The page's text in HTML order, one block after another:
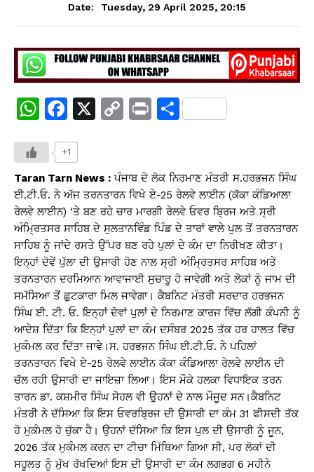
Date:
Tuesday, 29 April 2025, 20:15
W
at
s
A
p
p
F
c
e
b
o
o
k
X
C
y
Li
n
k
Pr S
e
+1
Taran Tarn News : ਪੰਜਾਬ ਦੇ ਲੋਕ ਨਿਰਮਾਣ ਮੰਤਰੀ ਸ.ਹਰਭਜਨ ਸਿੰਘ
ਈ.ਟੀ.ਓ. ਨੇ ਅੱਜ ਤਰਨਤਾਰਨ ਵਿਖੇ ਏ-25 ਰੇਲਵੇ ਲਾਈਨ (ਕੱਕਾ ਕੰਡਿਆਲਾ
ਰੇਲਵੇ ਲਾਈਨ) ‘ਤੇ ਬਣ ਰਹੇ ਚਾਰ ਮਾਰਗੀ ਰੇਲਵੇ ਓਵਰ ਬ੍ਰਿਜ ਅਤੇ ਸ੍ਰੀ
ਅੰਮ੍ਰਿਤਸਰ ਸਾਹਿਬ ਦੇ ਸੁਲਤਾਨਵਿੰਡ ਪਿੰਡ ਦੇ ਤਾਰਾਂ ਵਾਲੇ ਪੁਲ ਤੋਂ ਤਰਨਤਾਰਨ
ਸਾਹਿਬ ਨੂੰ ਜਾਂਦੇ ਰਸਤੇ ਉੱਪਰ ਬਣ ਰਹੇ ਪੁਲਾਂ ਦੇ ਕੰਮ ਦਾ ਨਿਰੀਖਣ ਕੀਤਾ।
ਇਨ੍ਹਾਂ ਦੋਵੇਂ ਪੁੱਲਾ ਦੀ ਉਸਾਰੀ ਹੋਣ ਨਾਲ ਸ੍ਰੀ ਅੰਮ੍ਰਿਤਸਰ ਸਾਹਿਬ ਅਤੇ
ਤਰਨਤਾਰਨ ਦਰਮਿਆਨ ਆਵਾਜਾਈ ਸੁਚਾਰੂ ਹੋ ਜਾਵੇਗੀ ਅਤੇ ਲੋਕਾਂ ਨੂੰ ਜਾਮ ਦੀ
ਸਮੱਸਿਆ ਤੋਂ ਛੁਟਕਾਰਾ ਮਿਲ ਜਾਵੇਗਾ। ਕੈਬਨਿਟ ਮੰਤਰੀ ਸਰਦਾਰ ਹਰਭਜਨ
ਸਿੰਘ ਈ. ਟੀ. ਓ. ਇਨ੍ਹਾਂ ਦੋਵਾਂ ਪੁਲਾਂ ਦੇ ਨਿਰਮਾਣ ਕਾਰਜ ਵਿੱਚ ਲੱਗੀ ਕੰਪਨੀ ਨੂੰ
ਆਦੇਸ਼ ਦਿੱਤਾ ਕਿ ਇਨ੍ਹਾਂ ਪੁਲਾਂ ਦਾ ਕੰਮ ਦਸੰਬਰ 2025 ਤੱਕ ਹਰ ਹਾਲਤ ਵਿੱਚ
ਮੁਕੰਮਲ ਕਰ ਦਿੱਤਾ ਜਾਵੇ।ਸ. ਹਰਭਜਨ ਸਿੰਘ ਈ.ਟੀ.ਓ. ਨੇ ਪਹਿਲਾਂ
ਤਰਨਤਾਰਨ ਵਿਖੇ ਏ-25 ਰੇਲਵੇ ਲਾਈਨ ਕੱਕਾ ਕੰਡਿਆਲਾ ਰੇਲਵੇ ਲਾਈਨ ਦੀ
ਚੱਲ ਰਹੀ ਉਸਾਰੀ ਦਾ ਜਾਇਜ਼ਾ ਲਿਆ। ਇਸ ਮੌਕੇ ਹਲਕਾ ਵਿਧਾਇਕ ਤਰਨ
ਤਾਰਨ ਡਾ. ਕਸ਼ਮੀਰ ਸਿੰਘ ਸੋਹਲ ਵੀ ਉਹਨਾਂ ਦੇ ਨਾਲ ਮੌਜੂਦ ਸਨ।ਕੈਬਨਿਟ
ਮੰਤਰੀ ਨੇ ਦੱਸਿਆ ਕਿ ਇਸ ਓਵਰਬ੍ਰਿਜ ਦੀ ਉਸਾਰੀ ਦਾ ਕੰਮ 31 ਫੀਸਦੀ ਤੱਕ
ਹੋ ਮੁਕੰਮਲ ਹੋ ਚੁੱਕਾ ਹੈ। ਉਹਨਾਂ ਦੱਸਿਆ ਕਿ ਇਸ ਪੁਲ ਦੀ ਉਸਾਰੀ ਨੂੰ ਜੂਨ,
2026 ਤੱਕ ਮੁਕੰਮਲ ਕਰਨ ਦਾ ਟੀਚਾ ਮਿੱਥਿਆ ਗਿਆ ਸੀ, ਪਰ ਲੋਕਾਂ ਦੀ
ਸਹੂਲਤ ਨੂੰ ਮੁੱਖ ਰੱਖਦਿਆਂ ਇਸ ਦੀ ਉਸਾਰੀ ਦਾ ਕੰਮ ਲਗਭਗ 6 ਮਹੀਨੇ